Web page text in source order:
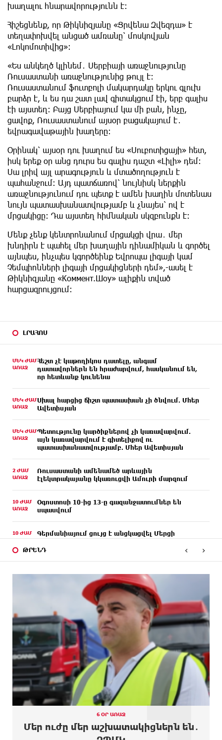
ԼՐԱՀՈՍ
ՄԵԿ ԺԱՄ
ԱՌԱՋ
Հեշտ չէ կաթողիկոս դատելը, անգամ
դատավորներն են հրաժարվում, հասկանում են,
որ հետևանք կունենա
ՄԵԿ ԺԱՄ
ԱՌԱՋ
Սխալ հարցից ճիշտ պատասխան չի ծնվում. Մհեր
Ավետիսյան
ՄԵԿ ԺԱՄ
ԱՌԱՋ
Պետությունը կարծիքներով չի կառավարվում.
այն կառավարվում է գիտելիքով ու
պատասխանատվությամբ. Մհեր Ավետիսյան
2 ԺԱՄ
ԱՌԱՋ
Ռուսաստանի ամենամեծ արևային
էլեկտրակայանը կկառուցվի Ամուրի մարզում
10 ԺԱՄ
ԱՌԱՋ
Օգոստոսի 10-ից 13-ը գազանջատումներ են
սպասվում
10 ԺԱՄ
ԱՌԱՋ
Գերմանիայում ցույց է անցկացվել Մերցի
կառավարության դեմ
23-ամյա ուսանողի մշակած հավելվածը
հարավկորեական App Store-ում շրջանցել է
նույնիսկ Google Maps-ը
12 ԺԱՄ
ԱՌԱՋ
Ռուսաստանի տարածքում ոչնչացվել է
ուկրաինական 360 անօդաչու թռչող սարք
12 ԺԱՄ
ԱՌԱՋ
Օգոստոսի 10-ին, 11-ին, 12-ին, 13-ին, 14-ին, 17-
ին, 18-ին և 20-ին հարյուրավոր հասցեներում
լույս չի լինելու
12 ԺԱՄ
Ողբերգական դեպք՝ Երևանում․ Կիևյան կամրջի
տակ հայտնաբերվել է տղամարդու մարմին
Ադրբեջանի Սարով գյուղում տանը 18-ամյա
խաղալու հնարավորությունն է։
Հիշեցնենք, որ Թիկնիզյանը «Ցրվենա Զվեզդա» է
տեղափոխվել անցած ամռանը՝ մոսկովյան
«Լոկոմոտիվից»։
«Ես անկեղծ կլինեմ․ Սերբիայի առաջնությունը
Ռուսաստանի առաջնությունից թույլ է։
Ռուսաստանում ֆուտբոլի մակարդակը երկու գլուխ
բարձր է, և ես դա շատ լավ գիտակցում էի, երբ գալիս
էի այստեղ։ Բայց Սերբիայում կա մի բան, ինչը,
ցավոք, Ռուսաստանում այսօր բացակայում է․
եվրագավաթային խաղերը։
Օրինակ՝ այսօր դու խաղում ես «Սուբոտիցայի» հետ,
իսկ երեք օր անց դուրս ես գալիս դաշտ «Լիլի» դեմ։
Սա լրիվ այլ արագություն և մտածողություն է
պահանջում։ Այդ պատճառով՝ նույնիսկ ներքին
առաջնությունում դու պետք է ամեն խաղին մոտենաս
նույն պատասխանատվությամբ և չնայես՝ ով է
մրցակիցը։ Դա այստեղ հիմնական սկզբունքն է։
Մենք չենք կենտրոնանում մրցակցի վրա․ մեր
խնդիրն է պահել մեր խաղային դինամիկան և գործել
այնպես, ինչպես կգործեինք Եվրոպա լիգայի կամ
Չեմպիոնների լիգայի մրցակիցների դեմ»,-ասել է
Թիկնիզյանը «Коммент.Шоу» ալիքին տված
հարցազրույցում։
ԹՐԵՆԴ
6 ՕՐ ԱՌԱՋ
Մեր ուժը մեր աշխատակիցներն են․
‹ ›